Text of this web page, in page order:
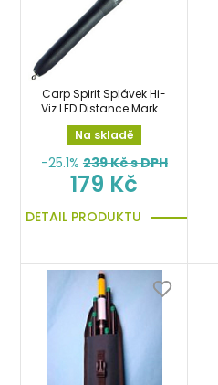
Carp Spirit Splávek Hi-
Viz LED Distance Marker
Float marker se
světlem
Na skladě
-25.1% 239Kč s DPH
179 Kč
DETAIL PRODUKTU